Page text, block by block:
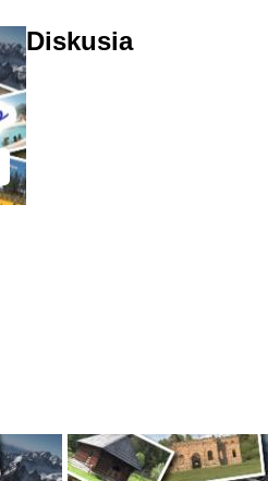
Diskusia